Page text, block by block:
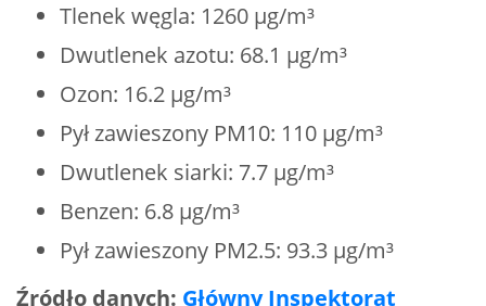
Tlenek węgla: 1260 µg/m³
Dwutlenek azotu: 68.1 µg/m³
Ozon: 16.2 µg/m³
Pył zawieszony PM10: 110 µg/m³
Dwutlenek siarki: 7.7 µg/m³
Benzen: 6.8 µg/m³
Pył zawieszony PM2.5: 93.3 µg/m³
Źródło danych: Główny Inspektorat